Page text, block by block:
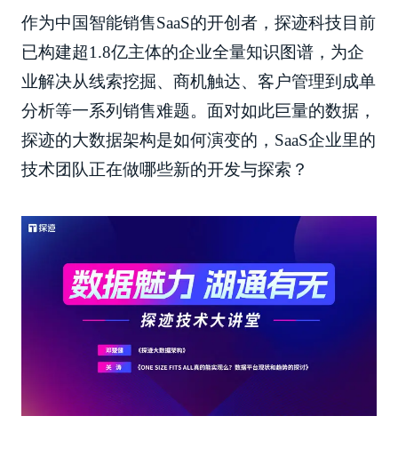
作为中国智能销售SaaS的开创者，探迹科技目前
已构建超1.8亿主体的企业全量知识图谱，为企
业解决从线索挖掘、商机触达、客户管理到成单
分析等一系列销售难题。面对如此巨量的数据，
探迹的大数据架构是如何演变的，SaaS企业里的
技术团队正在做哪些新的开发与探索？